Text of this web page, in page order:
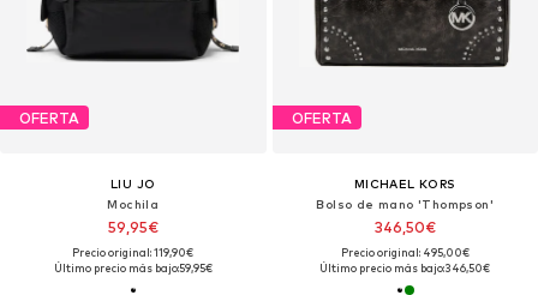
OFERTA
LIU JO
Mochila
59,95€
Precio original: 119,90€
Último precio más bajo:59,95€
OFERTA
MICHAEL KORS
Bolso de mano 'Thompson'
346,50€
Precio original: 495,00€
Último precio más bajo:346,50€